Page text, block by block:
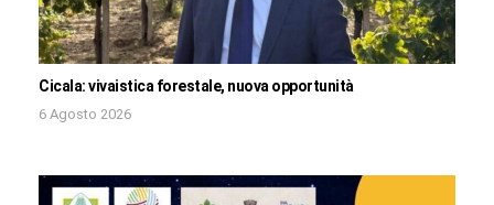
Cicala: vivaistica forestale, nuova opportunità
6 Agosto 2026